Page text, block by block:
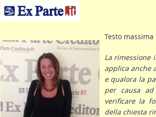
Testo massima
La rimessione
applica anche
e qualora la
per causa
verificare la
della chiesta